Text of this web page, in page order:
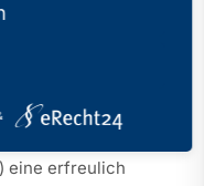
Lehrerinnen
eine erfreulich